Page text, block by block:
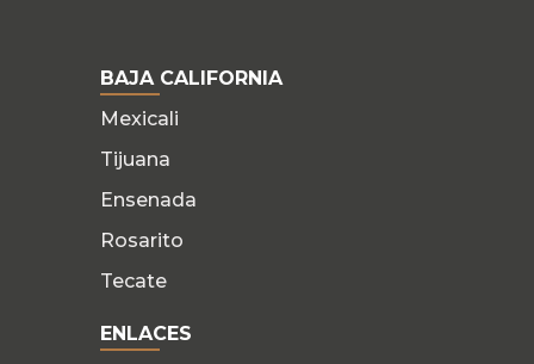
BAJA CALIFORNIA
Mexicali
Tijuana
Ensenada
Rosarito
Tecate
ENLACES